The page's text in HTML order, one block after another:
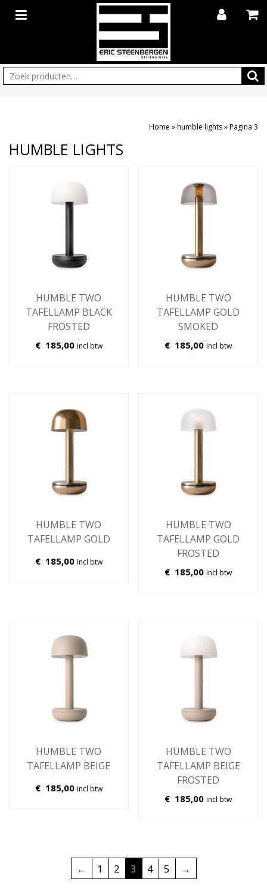
Zoeken:
Home »humble lights»Pagina 3
HUMBLE LIGHTS
HUMBLE TWO
TAFELLAMP BLACK
FROSTED
€ 185,00 incl btw
HUMBLE TWO
TAFELLAMP GOLD
SMOKED
€ 185,00 incl btw
HUMBLE TWO
TAFELLAMP GOLD
€ 185,00 incl btw
HUMBLE TWO
TAFELLAMP GOLD
FROSTED
€ 185,00 incl btw
HUMBLE TWO
TAFELLAMP BEIGE
€ 185,00 incl btw
HUMBLE TWO
TAFELLAMP BEIGE
FROSTED
€ 185,00 incl btw
← 1 2 3 4 5 →